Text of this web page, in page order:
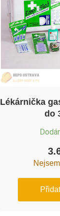
Lékárnička
do